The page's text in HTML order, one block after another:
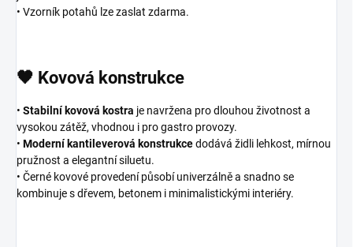
• Vzorník potahů lze zaslat zdarma.
🖤 Kovová konstrukce
• Stabilní kovová kostra je navržena pro dlouhou životnost a
vysokou zátěž, vhodnou i pro gastro provozy.
• Moderní kantileverová konstrukcedodává židli lehkost, mírnou
pružnost a elegantní siluetu.
• Černé kovové provedení působí univerzálně a snadno se
kombinuje s dřevem, betonem i minimalistickými interiéry.